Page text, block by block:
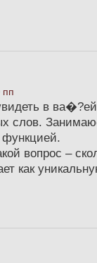
пп
в
слов.
функцией.
вопрос –
как